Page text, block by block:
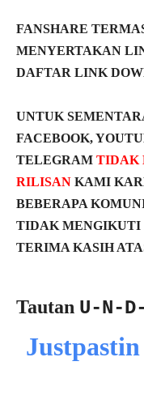
FANSHARE
MENYERTAKAN
DAFTAR LINK
UNTUK
FACEBOOK,
TELEGRAM TIDAK
RILISAN KAMI
BEBERAPA
TIDAK MENGIKUTI
TERIMA KASIH
Tautan U-N-
Justpastin